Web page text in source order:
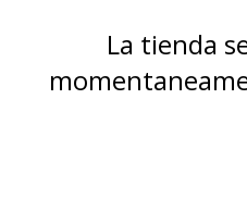
La tienda